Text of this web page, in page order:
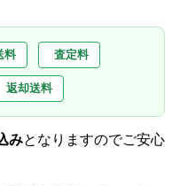
料 査定料
返却送料
みとなりますのでご安心